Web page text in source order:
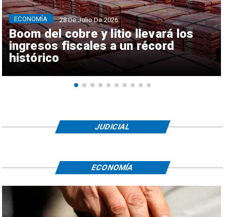
Boom del cobre y litio llevará los
ingresos fiscales a un récord
histórico
ECONOMÍA 28 De Julio De 2026
JUDICIAL
ECONOMÍA